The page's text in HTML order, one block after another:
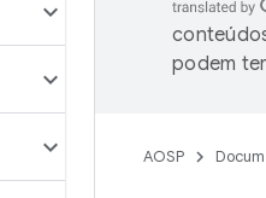
podem
AOSP